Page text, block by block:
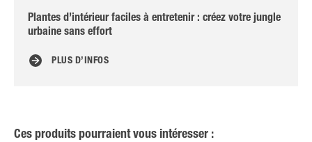
Plantes d’intérieur faciles à entretenir : créez votre jungle
urbaine sans effort
PLUS D’INFOS
Ces produits pourraient vous intéresser :